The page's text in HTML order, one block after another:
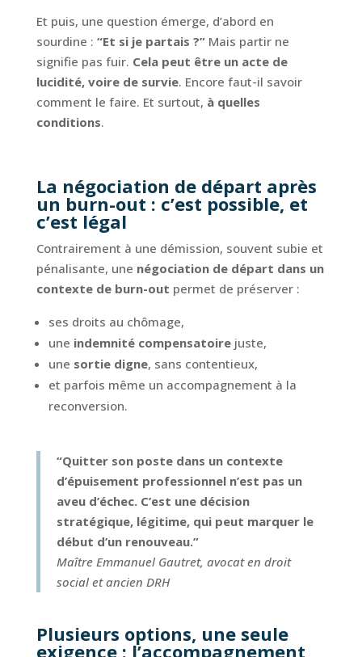
Et puis, une question émerge, d’abord en
sourdine : “Et si je partais ?” Mais partir ne
signifie pas fuir. Cela peut être un acte de
lucidité, voire de survie. Encore faut-il savoir
comment le faire. Et surtout, à quelles
conditions.
La négociation de départ après
un burn-out : c’est possible, et
c’est légal
Contrairement à une démission, souvent subie et
pénalisante, une négociation de départ dans un
contexte de burn-out permet de préserver :
ses droits au chômage,
une indemnité compensatoirejuste,
une sortie digne, sans contentieux,
et parfois même un accompagnement à la
reconversion.
“Quitter son poste dans un contexte
d’épuisement professionnel n’est pas un
aveu d’échec. C’est une décision
stratégique, légitime, qui peut marquer le
début d’un renouveau.”
Maître Emmanuel Gautret, avocat en droit
social et ancien DRH
Plusieurs options, une seule
exigence : l’accompagnement